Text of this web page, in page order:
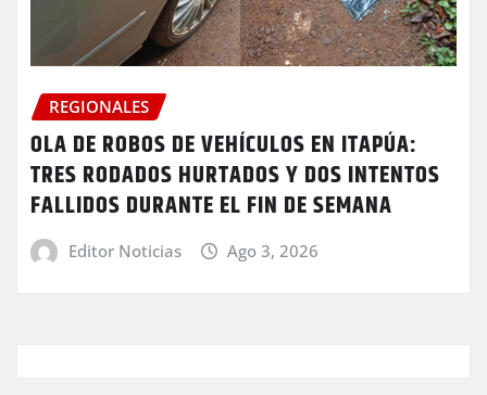
REGIONALES
OLA DE ROBOS DE VEHÍCULOS EN ITAPÚA:
TRES RODADOS HURTADOS Y DOS INTENTOS
FALLIDOS DURANTE EL FIN DE SEMANA
Editor Noticias Ago 3, 2026